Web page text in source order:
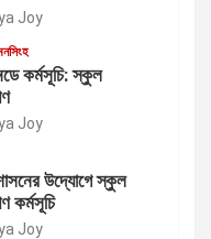
Joy
কর্মসূচি: স্কুল
Joy
উদ্যোগে স্কুল
কর্মসূচি
Joy